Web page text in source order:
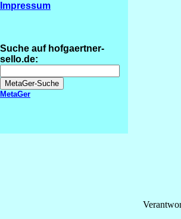
Impressum
Suche auf hofgaertner-
sello.de:
MetaGer